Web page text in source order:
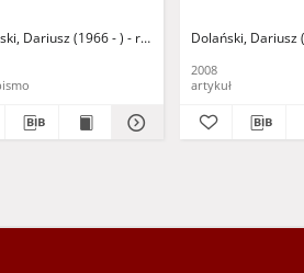
Jerzy Tomasz Dzieduszycki, Wojciech
Bogdan Polak, Alina Serylak, Tadeusz. Aut.
Dariusz (1966 - ) - red. Karp, Paweł Górski,
Dolański, Dariusz
2008
artykuł